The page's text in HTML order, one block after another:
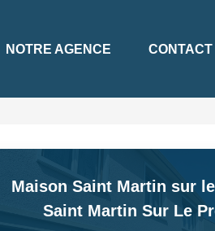
NOTRE AGENCE CONTACT
Maison Saint Martin sur
Saint Martin Sur Le